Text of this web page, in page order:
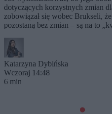
dotyczących korzystnych zmian
zobowiązał się wobec Brukseli,
pozostaną bez zmian – są na to
Katarzyna Dybińska
Wczoraj 14:48
6 min